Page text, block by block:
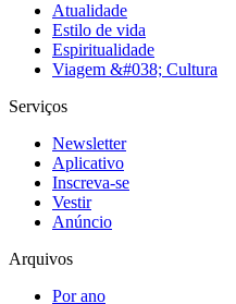
Atualidade
Estilo de vida
Espiritualidade
Viagem &#038; Cultura
Serviços
Newsletter
Aplicativo
Inscreva-se
Vestir
Anúncio
Arquivos
Por ano